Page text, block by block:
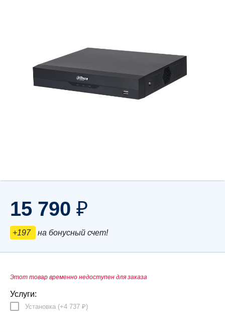
15 790 ₽
+197 на бонусный счет!
Этот товар временно недоступен для заказа
Услуги:
Установка (+4 737 ₽)